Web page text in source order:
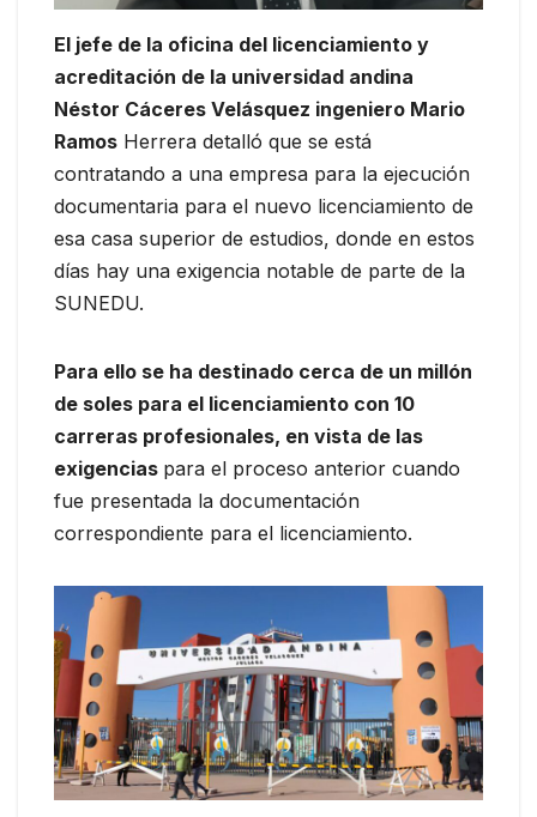
El jefe de la oficina del licenciamiento y
acreditación de la universidad andina
Néstor Cáceres Velásquez ingeniero Mario
Ramos Herrera detalló que se está
contratando a una empresa para la ejecución
documentaria para el nuevo licenciamiento de
esa casa superior de estudios, donde en estos
días hay una exigencia notable de parte de la
SUNEDU.
Para ello se ha destinado cerca de un millón
de soles para el licenciamiento con 10
carreras profesionales, en vista de las
exigencias para el proceso anterior cuando
fue presentada la documentación
correspondiente para el licenciamiento.